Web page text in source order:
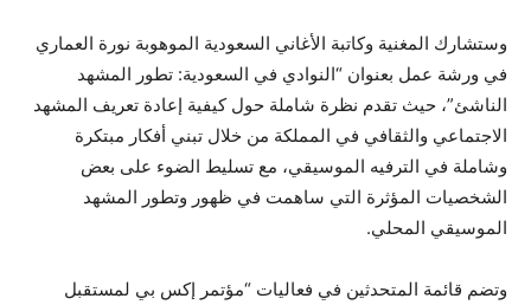
وستشارك المغنية وكاتبة الأغاني السعودية الموهوبة نورة العماري
في ورشة عمل بعنوان “النوادي في السعودية: تطور المشهد
الناشئ”، حيث تقدم نظرة شاملة حول كيفية إعادة تعريف المشهد
الاجتماعي والثقافي في المملكة من خلال تبني أفكار مبتكرة
وشاملة في الترفيه الموسيقي، مع تسليط الضوء على بعض
الشخصيات المؤثرة التي ساهمت في ظهور وتطور المشهد
الموسيقي المحلي.
وتضم قائمة المتحدثين في فعاليات “مؤتمر إكس بي لمستقبل